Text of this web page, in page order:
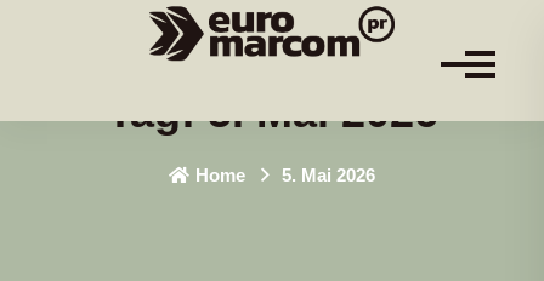
Tag:5. Mai 2026
Home 5. Mai 2026